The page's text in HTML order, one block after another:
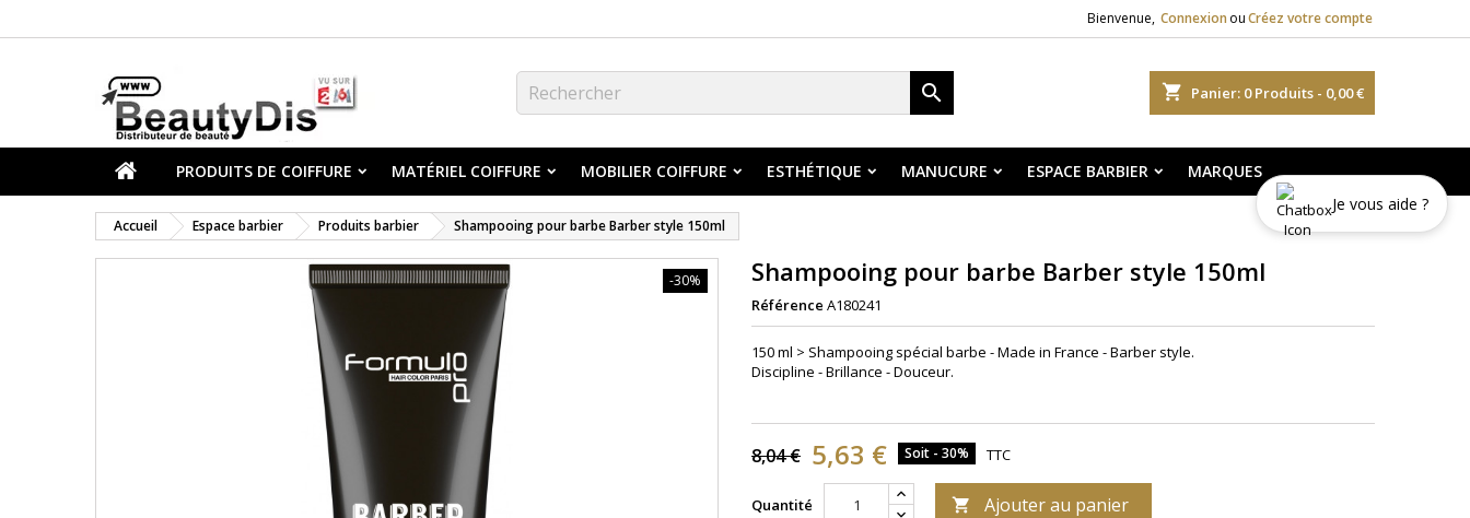
Bienvenue, Connexion ouCréez votre compte
shopping_cart Panier: 0Produits - 0,00 €

PRODUITS DE COIFFURE MATÉRIEL COIFFURE MOBILIER COIFFURE ESTHÉTIQUE MANUCURE ESPACE BARBIER MARQUES
Accueil Espace barbier Produits barbier Shampooing pour barbe Barber style 150ml
-30% Shampooing pour barbe Barber style 150ml
Référence A180241
150 ml > Shampooing spécial barbe - Made in France - Barber style.
Discipline - Brillance - Douceur.
8,04 € 5,63 € Soit - 30% TTC
Quantité  Ajouter au panier
Je vous aide ?